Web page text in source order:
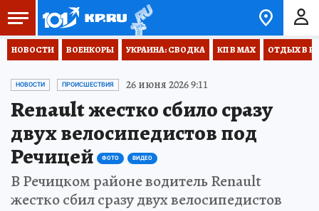
НОВОСТИ ВОЕНКОРЫ УКРАИНА: СВОДКА КП В МАХ ОТДЫХ В
НОВОСТИ ПРОИСШЕСТВИЯ 26 июня 2026 9:11
Renault жестко сбило сразу
двух велосипедистов под
Речицей
ФОТО ВИДЕО
В Речицком районе водитель Renault
жестко сбил сразу двух велосипедистов